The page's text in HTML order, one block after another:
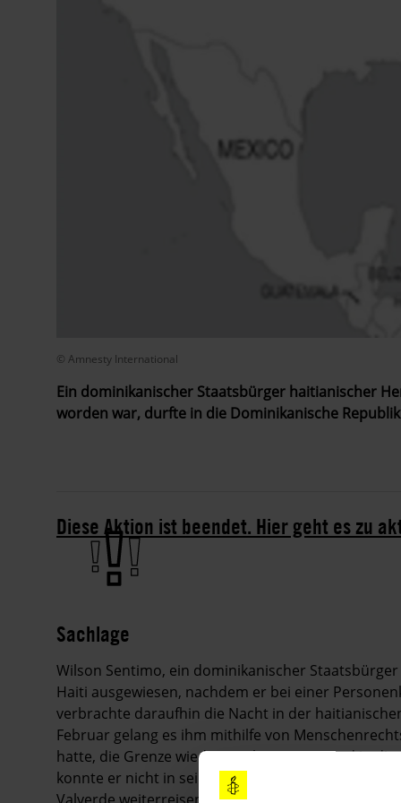
© Amnesty International
Ein dominikanischer Staatsbürger haitianischer
worden war, durfte in die Dominikanische
Diese Aktion ist beendet. Hier geht es zu
Sachlage
Wilson Sentimo, ein dominikanischer
Haiti ausgewiesen, nachdem er bei einer
verbrachte daraufhin die Nacht in der
Februar gelang es ihm mithilfe von
hatte, die Grenze wieder zu überqueren und in
konnte er nicht in seine Gemeinde Batey